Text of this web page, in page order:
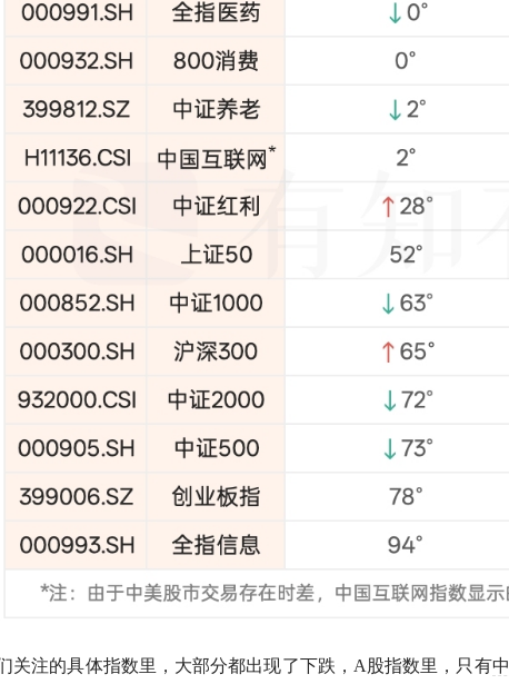
关注的具体指数里，大部分都出现了下跌， A股指数里，只有